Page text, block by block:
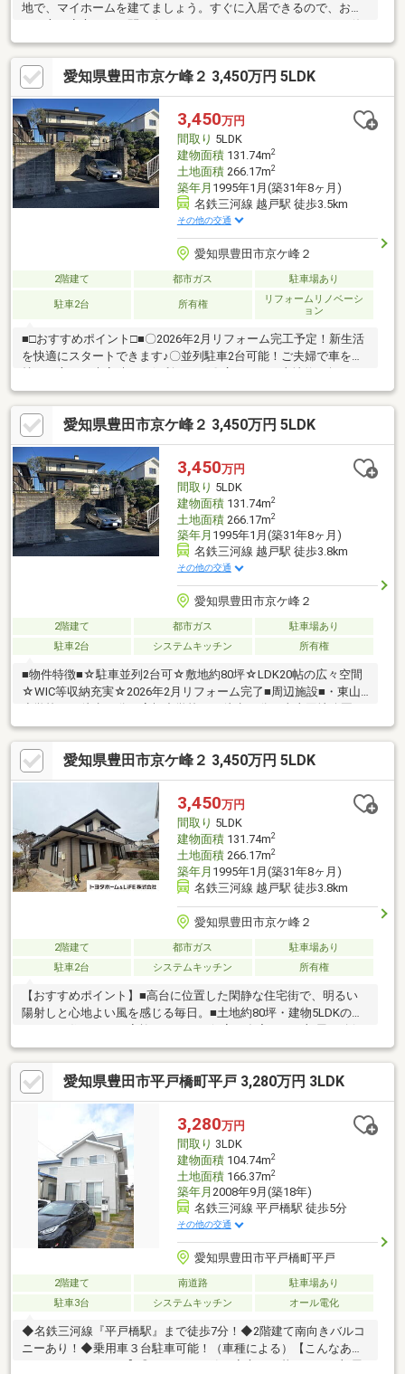
地で、マイホームを建てましょう。すぐに入居できるので、お急
いやすく汚れにくいのでご好評です。建物面積131.74平米の物件
です。追い焚き機能付の浴室です。利便性に優れ、家族で暮らす
にもピッタリな5LDKです。
愛知県豊田市京ケ峰２ 3,450万円 5LDK
3,450万円
間取り 5LDK
建物面積131.74m2
土地面積266.17m2
築年月 1995年1月(築31年8ヶ月)
名鉄三河線 越戸駅 徒歩3.5km
その他の交通
愛知県豊田市京ケ峰２
2階建て 都市ガス 駐車場あり
駐車2台 所有権
リフォームリノベーシ
ョン
■□おすすめポイント□■〇2026年2月リフォーム完工予定！新生活
を快適にスタートできます♪〇並列駐車2台可能！ご夫婦で車をお
持ちの方や、来客時にも便利です！〇広々とした土地約80坪！ガ
ーデニングや家庭菜園も楽しめます♪〇建物約39坪のゆったりと
した空間！大家族でも快適に暮らせます！〇５LDKの間取り！子
供部屋や書斎など、様々な用途に対応できます♪〇LDK20帖以上！
家族団らんの時間をゆったりと過ごせる広さです♪■□周辺環境
□■・東山小学校 徒歩約14分・高橋中学校 徒歩約18分■□住宅
ローンのご相談や、現地内覧のご予約等いつでも承っております
♪□■
愛知県豊田市京ケ峰２ 3,450万円 5LDK
3,450万円
間取り 5LDK
建物面積131.74m2
土地面積266.17m2
築年月 1995年1月(築31年8ヶ月)
名鉄三河線 越戸駅 徒歩3.8km
その他の交通
愛知県豊田市京ケ峰２
2階建て 都市ガス
駐車場あり
駐車2台
システムキッチン 所有権
■物件特徴■☆駐車並列2台可☆敷地約80坪☆LDK20帖の広々空間
☆WIC等収納充実☆2026年2月リフォーム完了■周辺施設■・東山
で徒歩5分・セブン-イレブン豊田市東山町店まで徒歩6分・V・
drug豊田東山店まで徒歩9分・えぷろん 渋谷店まで徒歩10分・ミ
ニストップ豊田上野町店まで徒歩12分・東山こども園まで徒歩13
分・イオン高橋店まで徒歩13分この物件が気になった方は【資料
請求・お問合せ】ボタンへ電話で問合せもお待ちいたしておりま
す♪不動産に関すること、何でもお気軽にご相談下さい♪
愛知県豊田市京ケ峰２ 3,450万円 5LDK
3,450万円
間取り 5LDK
建物面積131.74m2
土地面積266.17m2
築年月 1995年1月(築31年8ヶ月)
名鉄三河線 越戸駅 徒歩3.8km
愛知県豊田市京ケ峰２
2階建て 都市ガス
駐車場あり
駐車2台
システムキッチン 所有権
【おすすめポイント】■高台に位置した閑静な住宅街で、明るい
陽射しと心地よい風を感じる毎日。■土地約80坪・建物5LDKのゆ
とりある住まいで、家族それぞれの個室や在宅ワーク部屋も確保
可能。■水回り新品交換＆内装リフォーム済みで、入居後すぐに
清潔で快適な新生活をスタート。■LDK20帖以上＋カウンターキッ
チンで、家族が自然と集まる団らんの時間を演出。■並列駐車2台
可＆庭付きで、休日はガーデニングやお子さまの外遊びも楽しめ
ます。不動産は現地・現物が大切です。図面や写真だけでは分か
らないことがございます。実際に足を運んでいただくと、現地の
室内や周辺の環境等を感じていただけます。
愛知県豊田市平戸橋町平戸 3,280万円 3LDK
3,280万円
間取り 3LDK
建物面積104.74m2
土地面積166.37m2
築年月 2008年9月(築18年)
名鉄三河線 平戸橋駅 徒歩5分
その他の交通
愛知県豊田市平戸橋町平戸
2階建て 南道路
駐車場あり
駐車3台
システムキッチン オール電化
◆名鉄三河線『平戸橋駅』まで徒歩7分！◆2階建て南向きバルコ
ニーあり！◆乗用車３台駐車可能！（車種による）【こんなあな